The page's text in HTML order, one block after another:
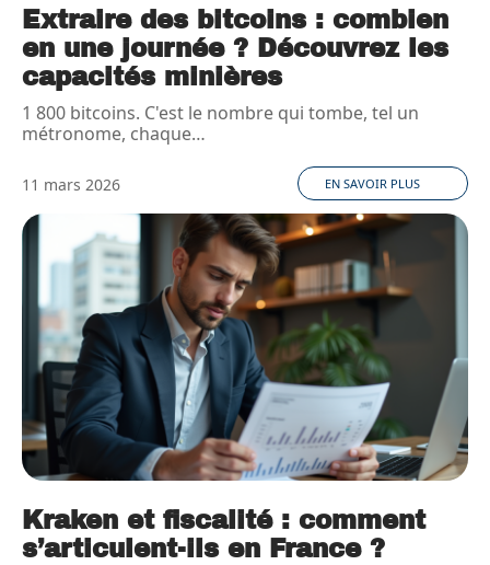
Extraire des bitcoins : combien
en une journée ? Découvrez les
capacités minières
1 800 bitcoins. C'est le nombre qui tombe, tel un
métronome, chaque…
11 mars 2026 EN SAVOIR PLUS
Kraken et fiscalité : comment
s’articulent-ils en France ?